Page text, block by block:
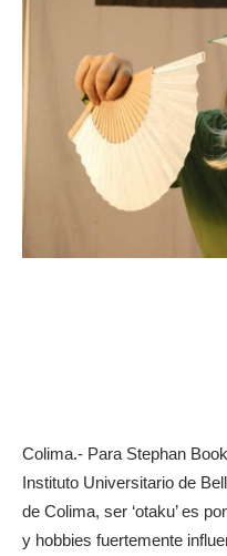
Colima.- Para Stephan
Instituto Universitario de
de Colima, ser ‘otaku’ es
y hobbies fuertemente